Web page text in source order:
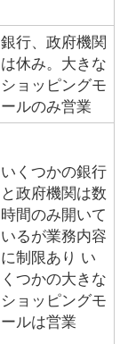
銀行、政府機関
は休み。大きな
ショッピングモ
ールのみ営業
いくつかの銀行
と政府機関は数
時間のみ開いて
いるが業務内容
に制限あり い
くつかの大きな
ショッピングモ
ールは営業